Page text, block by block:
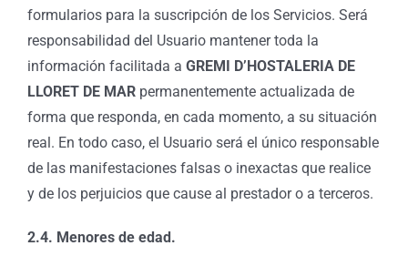
formularios para la suscripción de los Servicios. Será
responsabilidad del Usuario mantener toda la
información facilitada a GREMI D’HOSTALERIA DE
LLORET DE MARpermanentemente actualizada de
forma que responda, en cada momento, a su situación
real. En todo caso, el Usuario será el único responsable
de las manifestaciones falsas o inexactas que realice
y de los perjuicios que cause al prestador o a terceros.
2.4. Menores de edad.